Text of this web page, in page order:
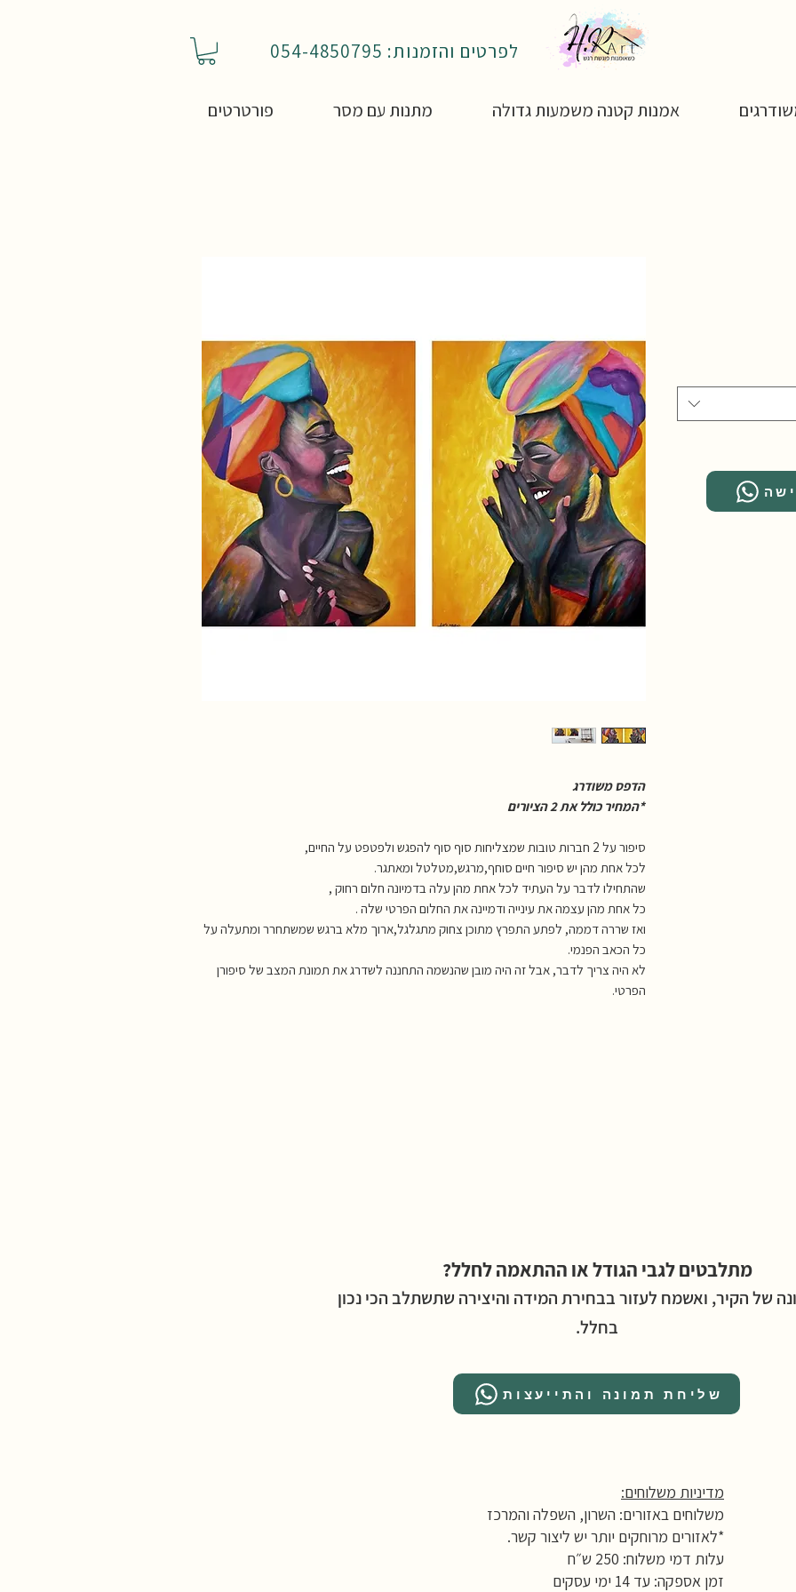
לפרטים והזמנות: 054-4850795
אמנות קטנה משמעות גדולה מתנות עם מסר פורטרטים
הדפס משודרג
*המחיר כולל את 2 הציורים
סיפור על 2 חברות טובות שמצליחות סוף סוף להפגש ולפטפט על החיים,
לכל אחת מהן יש סיפור חיים סוחף,מרגש,מטלטל ומאתגר.
שהתחילו לדבר על העתיד לכל אחת מהן עלה בדמיונה חלום רחוק ,
כל אחת מהן עצמה את עינייה ודמיינה את החלום הפרטי שלה .
ואז שררה דממה, לפתע התפרץ מתוכן צחוק מתגלגל,ארוך מלא ברגש שמשתחרר ומתעלה על
כל הכאב הפנמי.
לא היה צריך לדבר, אבל זה היה מובן שהנשמה התחננה לשדרג את תמונת המצב של סיפורן
הפרטי.
מתלבטים לגבי הגודל או ההתאמה לחלל?
של הקיר, ואשמח לעזור בבחירת המידה והיצירה שתשתלב הכי נכון
בחלל.
שליחת תמונה והתייעצות
מדיניות משלוחים:
משלוחים באזורים: השרון, השפלה והמרכז
*לאזורים מרוחקים יותר יש ליצור קשר.
עלות דמי משלוח: 250 ש״ח
זמן אספקה: עד 14 ימי עסקים